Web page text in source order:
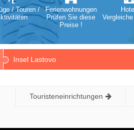
/ Touren /
Ferienwohnungen
Prüfen Sie diese
Preise !
Insel Lastovo
Touristeneinrichtungen